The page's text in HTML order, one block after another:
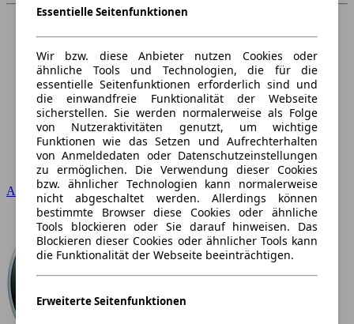
Audi
Essentielle Seitenfunktionen
Wir bzw. diese Anbieter nutzen Cookies oder
ähnliche Tools und Technologien, die für die
essentielle Seitenfunktionen erforderlich sind und
die einwandfreie Funktionalität der Webseite
sicherstellen. Sie werden normalerweise als Folge
von Nutzeraktivitäten genutzt, um wichtige
Funktionen wie das Setzen und Aufrechterhalten
von Anmeldedaten oder Datenschutzeinstellungen
zu ermöglichen. Die Verwendung dieser Cookies
bzw. ähnlicher Technologien kann normalerweise
nicht abgeschaltet werden. Allerdings können
bestimmte Browser diese Cookies oder ähnliche
Tools blockieren oder Sie darauf hinweisen. Das
Blockieren dieser Cookies oder ähnlicher Tools kann
die Funktionalität der Webseite beeinträchtigen.
Erweiterte Seitenfunktionen